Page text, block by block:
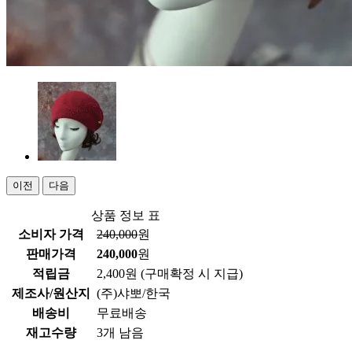
이전 다음
상품 정보 표
소비자 가격
240,000원
판매가격
240,000원
적립금
2,400원 (구매확정 시 지급)
제조사/원산지
(주)샤뽀/한국
배송비
무료배송
재고수량
3개 남음